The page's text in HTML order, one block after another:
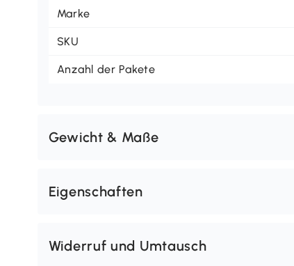
Marke
SKU
Anzahl der Pakete
Gewicht & Maße
Eigenschaften
Widerruf und Umtausch